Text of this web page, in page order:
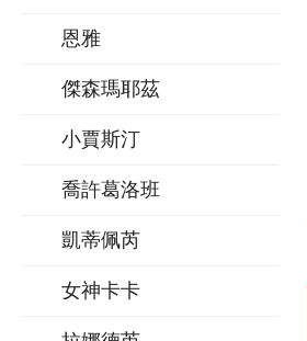
恩雅
傑森瑪耶茲
小賈斯汀
喬許葛洛班
凱蒂佩芮
女神卡卡